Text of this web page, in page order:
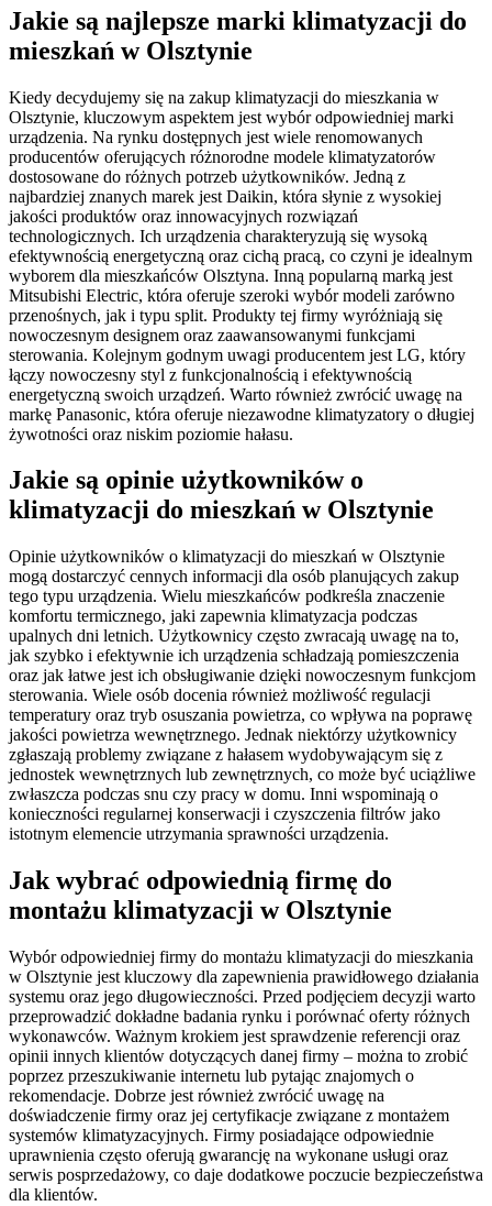
Jakie są najlepsze marki klimatyzacji do
mieszkań w Olsztynie
Kiedy decydujemy się na zakup klimatyzacji do mieszkania w
Olsztynie, kluczowym aspektem jest wybór odpowiedniej marki
urządzenia. Na rynku dostępnych jest wiele renomowanych
producentów oferujących różnorodne modele klimatyzatorów
dostosowane do różnych potrzeb użytkowników. Jedną z
najbardziej znanych marek jest Daikin, która słynie z wysokiej
jakości produktów oraz innowacyjnych rozwiązań
technologicznych. Ich urządzenia charakteryzują się wysoką
efektywnością energetyczną oraz cichą pracą, co czyni je idealnym
wyborem dla mieszkańców Olsztyna. Inną popularną marką jest
Mitsubishi Electric, która oferuje szeroki wybór modeli zarówno
przenośnych, jak i typu split. Produkty tej firmy wyróżniają się
nowoczesnym designem oraz zaawansowanymi funkcjami
sterowania. Kolejnym godnym uwagi producentem jest LG, który
łączy nowoczesny styl z funkcjonalnością i efektywnością
energetyczną swoich urządzeń. Warto również zwrócić uwagę na
markę Panasonic, która oferuje niezawodne klimatyzatory o długiej
żywotności oraz niskim poziomie hałasu.
Jakie są opinie użytkowników o
klimatyzacji do mieszkań w Olsztynie
Opinie użytkowników o klimatyzacji do mieszkań w Olsztynie
mogą dostarczyć cennych informacji dla osób planujących zakup
tego typu urządzenia. Wielu mieszkańców podkreśla znaczenie
komfortu termicznego, jaki zapewnia klimatyzacja podczas
upalnych dni letnich. Użytkownicy często zwracają uwagę na to,
jak szybko i efektywnie ich urządzenia schładzają pomieszczenia
oraz jak łatwe jest ich obsługiwanie dzięki nowoczesnym funkcjom
sterowania. Wiele osób docenia również możliwość regulacji
temperatury oraz tryb osuszania powietrza, co wpływa na poprawę
jakości powietrza wewnętrznego. Jednak niektórzy użytkownicy
zgłaszają problemy związane z hałasem wydobywającym się z
jednostek wewnętrznych lub zewnętrznych, co może być uciążliwe
zwłaszcza podczas snu czy pracy w domu. Inni wspominają o
konieczności regularnej konserwacji i czyszczenia filtrów jako
istotnym elemencie utrzymania sprawności urządzenia.
Jak wybrać odpowiednią firmę do
montażu klimatyzacji w Olsztynie
Wybór odpowiedniej firmy do montażu klimatyzacji do mieszkania
w Olsztynie jest kluczowy dla zapewnienia prawidłowego działania
systemu oraz jego długowieczności. Przed podjęciem decyzji warto
przeprowadzić dokładne badania rynku i porównać oferty różnych
wykonawców. Ważnym krokiem jest sprawdzenie referencji oraz
opinii innych klientów dotyczących danej firmy – można to zrobić
poprzez przeszukiwanie internetu lub pytając znajomych o
rekomendacje. Dobrze jest również zwrócić uwagę na
doświadczenie firmy oraz jej certyfikacje związane z montażem
systemów klimatyzacyjnych. Firmy posiadające odpowiednie
uprawnienia często oferują gwarancję na wykonane usługi oraz
serwis posprzedażowy, co daje dodatkowe poczucie bezpieczeństwa
dla klientów.